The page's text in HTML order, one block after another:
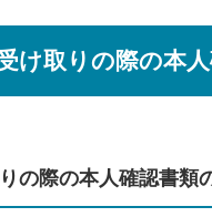
け取りの際の本
の際の本人確認書類